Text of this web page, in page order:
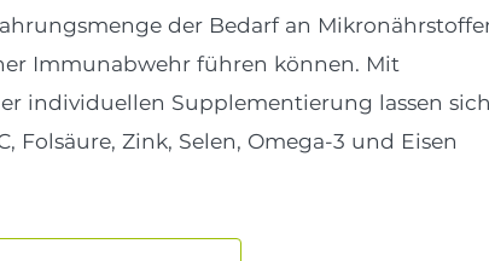
der Bedarf an
Immunabwehr führen können. Mit
individuellen Supplementierung lassen sich
Zink, Selen, Omega-3 und Eisen